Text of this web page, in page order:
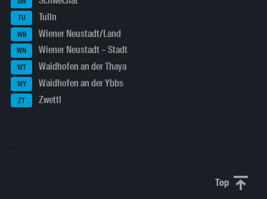
TU Tulln
WB Wiener Neustadt/Land
WN Wiener Neustadt – Stadt
WT Waidhofen an der Thaya
WY Waidhofen an der Ybbs
ZT Zwettl
Top Scroll